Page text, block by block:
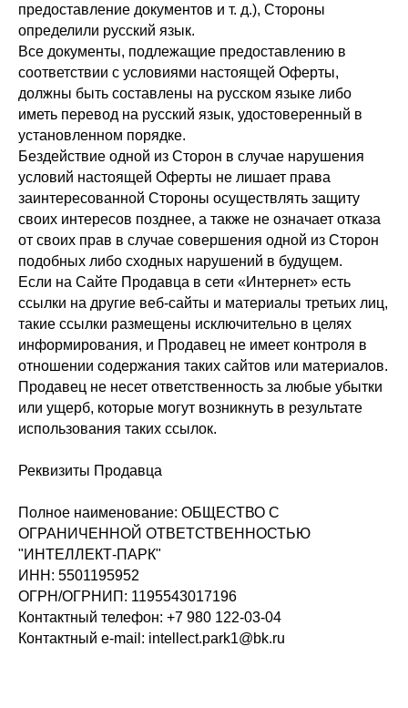
предоставление документов и т. д.), Стороны
определили русский язык.
Все документы, подлежащие предоставлению в
соответствии с условиями настоящей Оферты,
должны быть составлены на русском языке либо
иметь перевод на русский язык, удостоверенный в
установленном порядке.
Бездействие одной из Сторон в случае нарушения
условий настоящей Оферты не лишает права
заинтересованной Стороны осуществлять защиту
своих интересов позднее, а также не означает отказа
от своих прав в случае совершения одной из Сторон
подобных либо сходных нарушений в будущем.
Если на Сайте Продавца в сети «Интернет» есть
ссылки на другие веб-сайты и материалы третьих лиц,
такие ссылки размещены исключительно в целях
информирования, и Продавец не имеет контроля в
отношении содержания таких сайтов или материалов.
Продавец не несет ответственность за любые убытки
или ущерб, которые могут возникнуть в результате
использования таких ссылок.
Реквизиты Продавца
Полное наименование: ОБЩЕСТВО С
ОГРАНИЧЕННОЙ ОТВЕТСТВЕННОСТЬЮ
"ИНТЕЛЛЕКТ-ПАРК"
ИНН: 5501195952
ОГРН/ОГРНИП: 1195543017196
Контактный телефон: +7 980 122-03-04
Контактный e-mail: intellect.park1@bk.ru